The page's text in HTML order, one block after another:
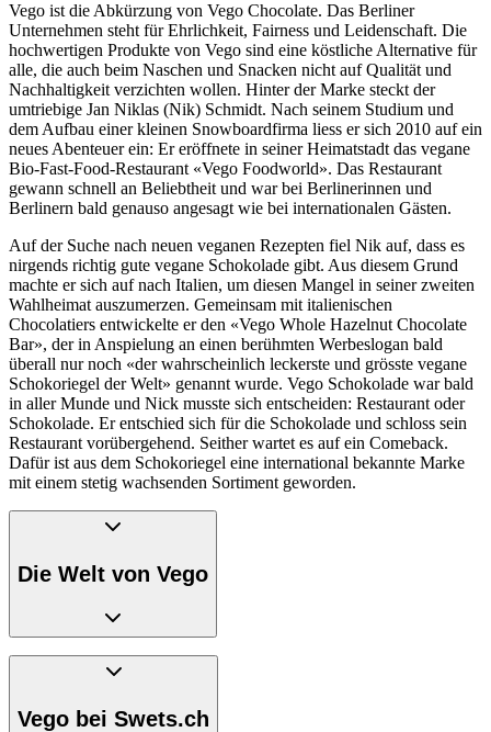
Vego ist die Abkürzung von Vego Chocolate. Das Berliner
Unternehmen steht für Ehrlichkeit, Fairness und Leidenschaft. Die
hochwertigen Produkte von Vego sind eine köstliche Alternative für
alle, die auch beim Naschen und Snacken nicht auf Qualität und
Nachhaltigkeit verzichten wollen. Hinter der Marke steckt der
umtriebige Jan Niklas (Nik) Schmidt. Nach seinem Studium und
dem Aufbau einer kleinen Snowboardfirma liess er sich 2010 auf ein
neues Abenteuer ein: Er eröffnete in seiner Heimatstadt das vegane
Bio-Fast-Food-Restaurant «Vego Foodworld». Das Restaurant
gewann schnell an Beliebtheit und war bei Berlinerinnen und
Berlinern bald genauso angesagt wie bei internationalen Gästen.
Auf der Suche nach neuen veganen Rezepten fiel Nik auf, dass es
nirgends richtig gute vegane Schokolade gibt. Aus diesem Grund
machte er sich auf nach Italien, um diesen Mangel in seiner zweiten
Wahlheimat auszumerzen. Gemeinsam mit italienischen
Chocolatiers entwickelte er den «Vego Whole Hazelnut Chocolate
Bar», der in Anspielung an einen berühmten Werbeslogan bald
überall nur noch «der wahrscheinlich leckerste und grösste vegane
Schokoriegel der Welt» genannt wurde. Vego Schokolade war bald
in aller Munde und Nick musste sich entscheiden: Restaurant oder
Schokolade. Er entschied sich für die Schokolade und schloss sein
Restaurant vorübergehend. Seither wartet es auf ein Comeback.
Dafür ist aus dem Schokoriegel eine international bekannte Marke
mit einem stetig wachsenden Sortiment geworden.
Die Welt von Vego
Vego ist in jeder Beziehung anders. So arbeitet bei Vego zum
unterwegs. Denn Vego will nicht mehr und nicht weniger, als die
Vego bei Swets.ch